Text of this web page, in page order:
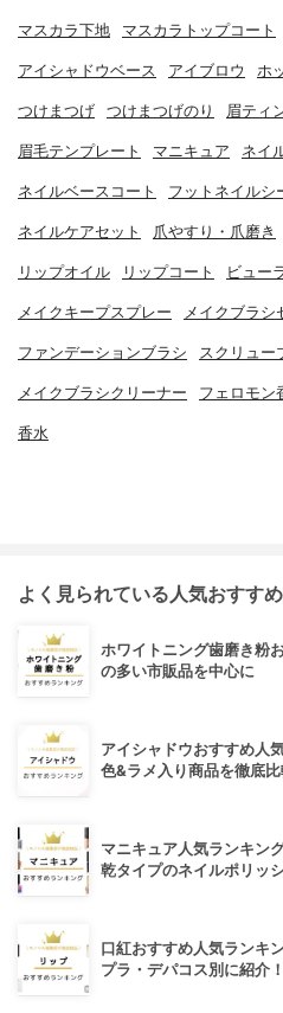
マスカラ下地 マスカラトップコート
アイシャドウベース アイブロウ ホ
つけまつげ つけまつげのり 眉ティ
眉毛テンプレート マニキュア ネイ
ネイルベースコート フットネイルシ
ネイルケアセット 爪やすり・爪磨き
リップオイル リップコート ビュー
メイクキープスプレー メイクブラシ
ファンデーションブラシ スクリュー
メイクブラシクリーナー フェロモン
香水
よく見られている人気おすす
ホワイトニング歯磨き粉
の多い市販品を中心に
アイシャドウおすすめ人
色&ラメ入り商品を徹底比
マニキュア人気ランキン
乾タイプのネイルポリッ
口紅おすすめ人気ランキ
プラ・デパコス別に紹介！